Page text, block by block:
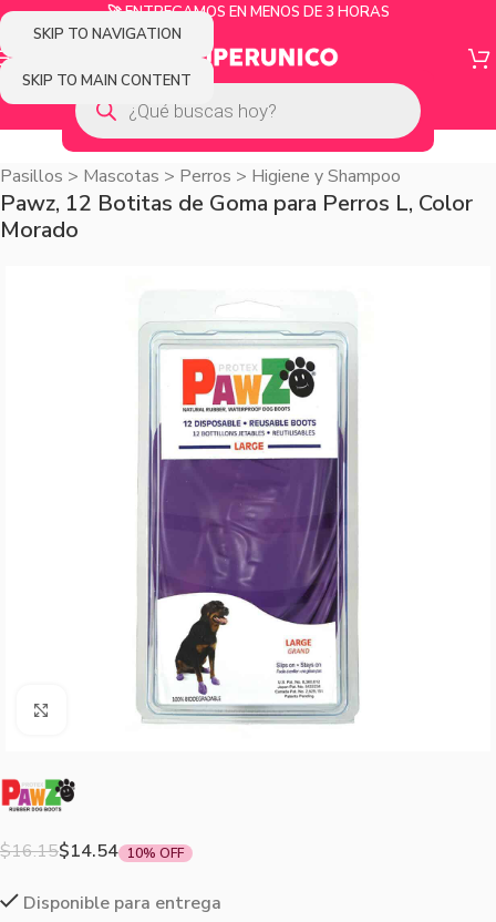
SKIP TO NAVIGATION
SKIP TO MAIN CONTENT
🚀 ENTREGAMOS EN MENOS DE 3 HORAS
Pasillos > Mascotas > Perros > Higiene y Shampoo
Pawz, 12 Botitas de Goma para Perros L, Color
Morado
Agrandar imagen
$16.15$14.54 10% OFF
Disponible para entrega